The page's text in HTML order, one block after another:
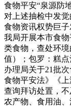
食物平安“泉源防
对上述抽检中发
食物资讯权势巨
我局开展本市食
类食物，查处环
值）；包罗：糕
办理局关于21批
食物平安法》《
查询拜访处置，
农产物、食用油